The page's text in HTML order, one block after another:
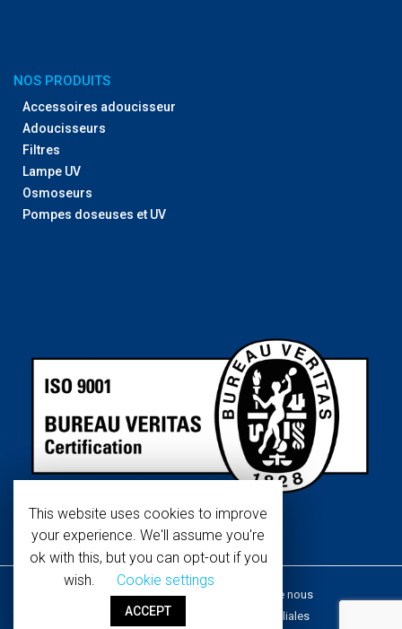
NOS PRODUITS
Accessoires adoucisseur
Adoucisseurs
Filtres
Lampe UV
Osmoseurs
Pompes doseuses et UV
Copyright © 2019 WaterTech.
Tous les droits sont réservés.
À propos de nous
Réseau de filiales
This website uses cookies to improve
your experience. We'll assume you're
ok with this, but you can opt-out if you
wish.
Cookie settings
ACCEPT